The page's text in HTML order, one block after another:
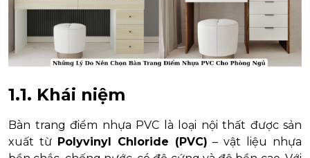
1.1. Khái niệm
Bàn trang điểm nhựa PVC là loại nội thất được sản
xuất từ Polyvinyl Chloride (PVC) – vật liệu nhựa